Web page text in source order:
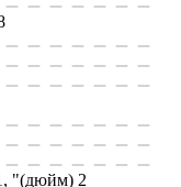
"(дюйм) 2